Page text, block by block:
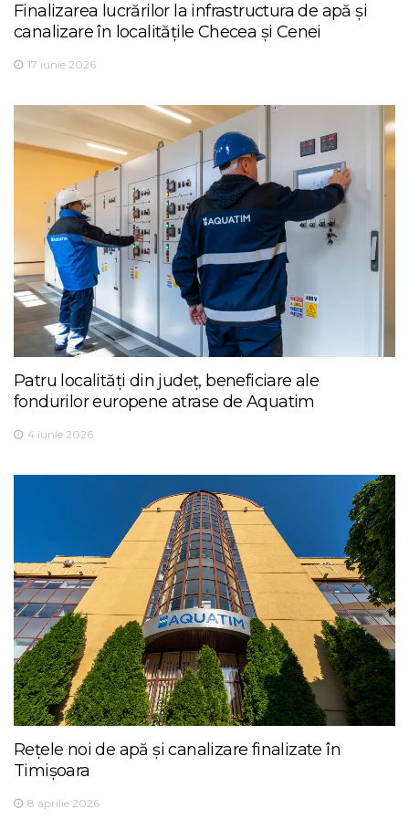
Finalizarea lucrărilor la infrastructura de apă și
canalizare în localitățile Checea și Cenei
17 iunie 2026
Patru localități din județ, beneficiare ale
fondurilor europene atrase de Aquatim
4 iunie 2026
Rețele noi de apă și canalizare finalizate în
Timișoara
8 aprilie 2026